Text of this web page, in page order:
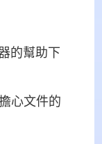
的幫助下
心文件的